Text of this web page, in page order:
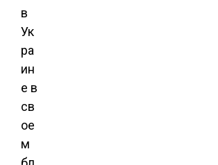
в
Ук
ра
ин
е в
св
ое
м